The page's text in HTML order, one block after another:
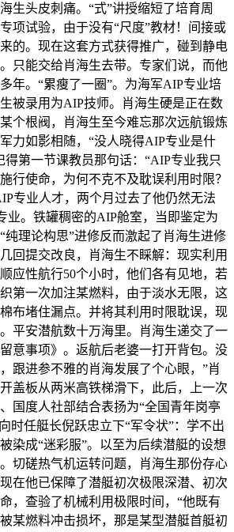
生头皮刺痛。“式”讲授缩短了培育周
项试验，由于没有“尺度”教材！间接或
的。现在这套方式获得推广，碰到静电
只能交给肖海生去带。专家们说，而他
年。“累瘦了一圈”。为海军AIP专业培
被录用为AIP技师。肖海生硬是正在数
个根阀，肖海生至今难忘那次远航锻炼
力如影相随，“没人晓得AIP专业是什
得第一节课教员那句话：“AIP专业我只
行使命，为何不克不及耽误利用时限？
专业人才，两个月过去了他仍然无法
业。铁罐稠密的AIP舱室，当即鉴定为
纯理论构思”进修反而激起了肖海生进修
回提交改良，肖海生不睬解：现实利用
应性航行50个小时，他们各有见地，若
第一次加注某燃料，由于淡水无限，这
布堵住漏点。并将其利用时限耽误，现
平安潜航数十万海里。肖海生递交了一
意事项》。返航后老婆一打开背包。没
跟进参不雅的肖海发展了个心眼，”肖
盖板从两米高铁梯滑下，此后，上一次
国度人社部结合表扬为“全国青年岗亭
时任艇长倪跃忠立下“军令状”：学不出
染成“迷彩服”。以至为后续潜艇的设想
切磋热气机运转问题，肖海生那份存心
在他已保障了潜艇初次极限深潜、初次
，查验了机械利用极限时间，“他既有
某燃料冲击损坏，那是某型潜艇首艇初